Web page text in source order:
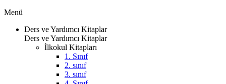
Menü
Ders ve Yardımcı Kitaplar
Ders ve Yardımcı Kitaplar
İlkokul Kitapları
1. Sınıf
2. sınıf
3. sınıf